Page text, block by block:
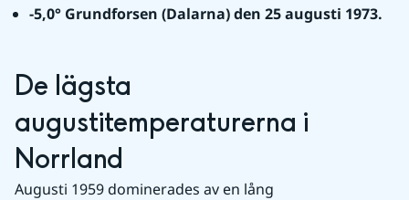
-5,0° Grundforsen (Dalarna) den 25 augusti 1973.
De lägsta
augustitemperaturerna i
Norrland
Augusti 1959 dominerades av en lång